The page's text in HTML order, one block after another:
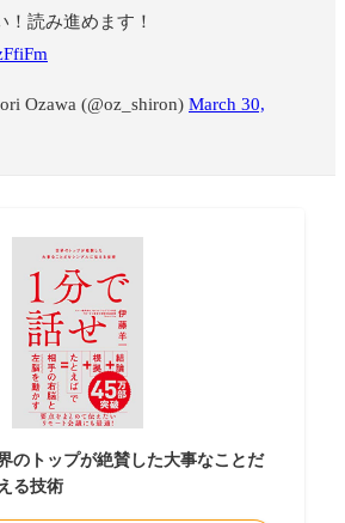
読み進めます！
Ozawa (@oz_shiron) March 30,
のトップが絶賛した大事なことだ
る技術